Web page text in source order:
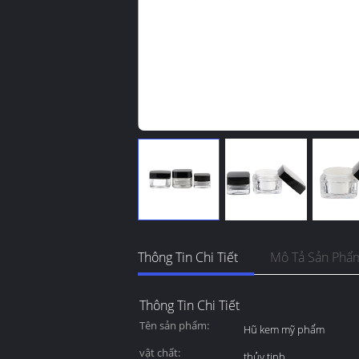
Thông Tin Chi Tiết Mô Tả Sản
Thông Tin Chi Tiết
Tên sản phẩm: Hũ kem mỹ phẩm
vật chất: